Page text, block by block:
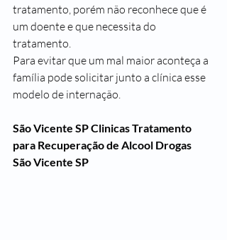
tratamento, porém não reconhece que é
um doente e que necessita do
tratamento.
Para evitar que um mal maior aconteça a
família pode solicitar junto a clínica esse
modelo de internação.
São Vicente SP Clinicas Tratamento
para Recuperação de Alcool Drogas
São Vicente SP